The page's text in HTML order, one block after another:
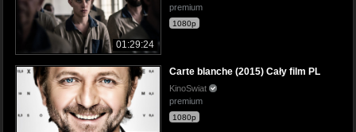
01:29:24
premium
1080p
Carte blanche (2015) Cały film PL
KinoSwiat
premium
1080p